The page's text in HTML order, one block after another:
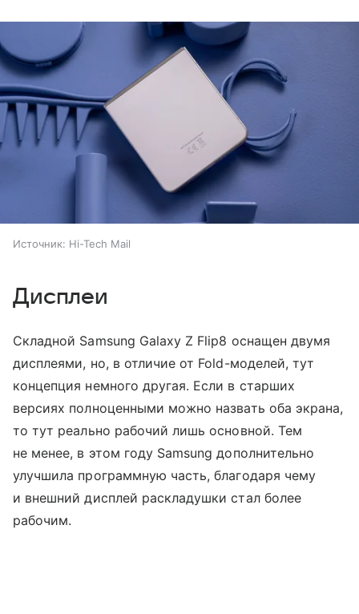
Источник: Hi-Tech Mail
Дисплеи
Складной Samsung Galaxy Z Flip8 оснащен двумя
дисплеями, но, в отличие от Fold-моделей, тут
концепция немного другая. Если в старших
версиях полноценными можно назвать оба экрана,
то тут реально рабочий лишь основной. Тем
не менее, в этом году Samsung дополнительно
улучшила программную часть, благодаря чему
и внешний дисплей раскладушки стал более
рабочим.